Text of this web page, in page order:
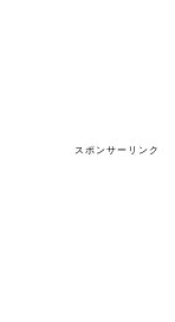
スポンサーリンク